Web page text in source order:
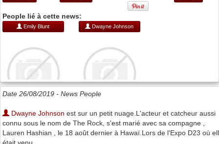
People lié à cette news:
Emily Blunt Dwayne Johnson
Date 26/08/2019 - News People
Dwayne Johnson est sur un petit nuage.L'acteur et catcheur aussi
connu sous le nom de The Rock, s'est marié avec sa compagne ,
Lauren Hashian , le 18 août dernier à Hawaï.Lors de l'Expo D23 où
était venu